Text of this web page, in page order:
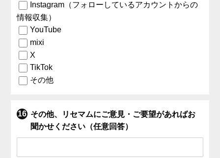
Instagram（フォローしているアカウントからの
情報収集）
YouTube
mixi
X
TikTok
その他
その他、リセマムにご意見・ご要望があればお
聞かせください（任意回答）